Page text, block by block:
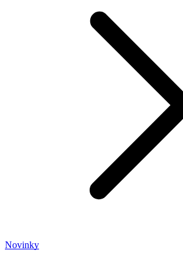
Novinky